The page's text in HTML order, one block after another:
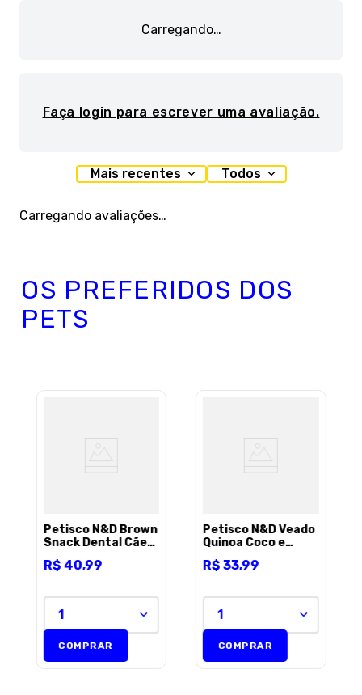
Carregando…
Faça login para escrever uma avaliação.
Mais recentes Todos
Carregando avaliações…
OS PREFERIDOS DOS
PETS
Petisco N&D Brown
Snack Dental Cães
Médias e Grandes
R$ 40,99
1
COMPRAR
Petisco N&D Veado
Quinoa Coco e
Dental Cães
Pequenas e Mini
60g
R$ 33,99
1
COMPRAR